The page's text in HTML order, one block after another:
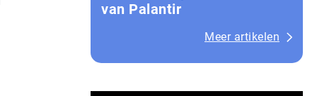
van Palantir
Meer artikelen